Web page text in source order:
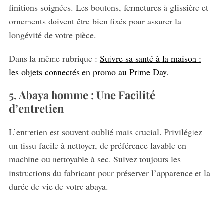
finitions soignées. Les boutons, fermetures à glissière et
ornements doivent être bien fixés pour assurer la
longévité de votre pièce.
Dans la même rubrique : Suivre sa santé à la maison :
les objets connectés en promo au Prime Day.
5. Abaya homme : Une Facilité
d’entretien
L’entretien est souvent oublié mais crucial. Privilégiez
un tissu facile à nettoyer, de préférence lavable en
machine ou nettoyable à sec. Suivez toujours les
instructions du fabricant pour préserver l’apparence et la
durée de vie de votre abaya.